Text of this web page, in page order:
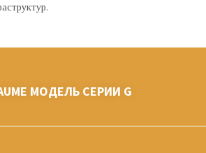
МОДЕЛЬ СЕРИИ G